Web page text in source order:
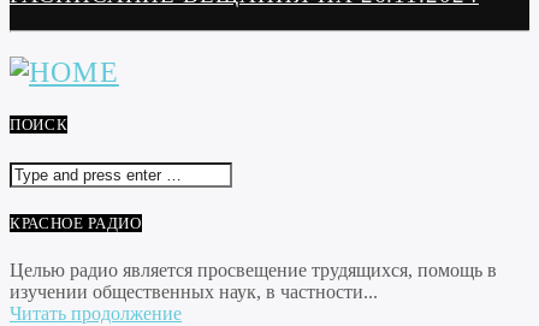
ПОИСК
КРАСНОЕ РАДИО
Целью радио является просвещение трудящихся, помощь в
изучении общественных наук, в частности...
Читать продолжение